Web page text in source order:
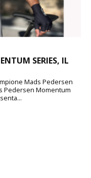
SERIES, IL
Mads Pedersen
Pedersen Momentum